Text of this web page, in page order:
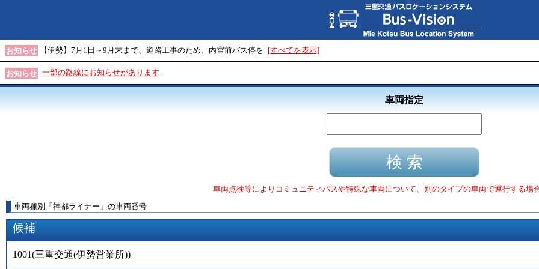
お知らせ 【伊勢】7月1日～9月末まで、道路工事のため、内宮前バス停を [すべてを表示]
お知らせ 一部の路線にお知らせがあります
車両指定
車両点検等によりコミュニティバスや特殊な車両について、別のタイプの車両で運行する場
車両種別
「 神都ライナー 」 の車両番号
候補
1001(三重交通(伊勢営業所))